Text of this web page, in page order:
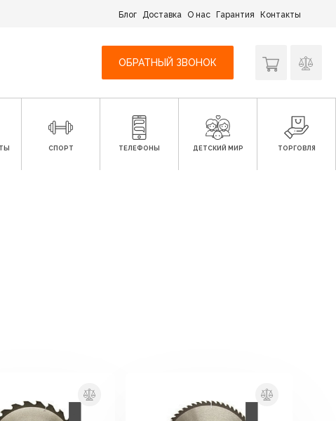
Блог Доставка О нас Гарантия Контакты
ОБРАТНЫЙ ЗВОНОК
СПОРТ ТЕЛЕФОНЫ ДЕТСКИЙ МИР ТОРГОВЛЯ